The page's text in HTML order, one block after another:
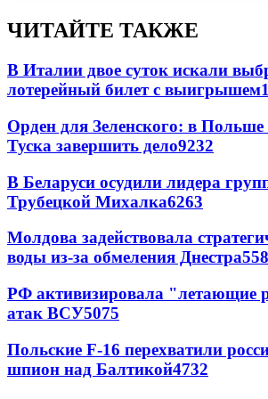
ЧИТАЙТЕ ТАКЖЕ
В Италии двое суток искали
лотерейный билет с выигрышем
Орден для Зеленского: в Польше
Туска завершить дело9232
В Беларуси осудили лидера
Трубецкой Михалка6263
Молдова задействовала
воды из-за обмеления Днестра
РФ активизировала "летающие
атак ВСУ5075
Польские F-16 перехватили
шпион над Балтикой4732